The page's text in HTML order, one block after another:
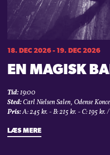
18. DEC 2026 - 19. DEC 2026
EN MAGISK
Tid:19:00
Sted:Carl Nielsen Salen, Odense
Pris:A: 245 kr. - B: 215 kr. - C: 195 kr.
LÆS MERE